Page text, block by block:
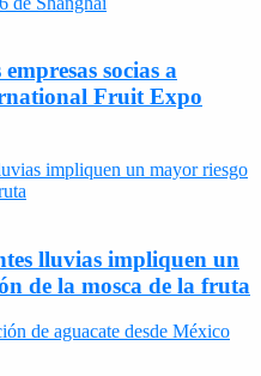
socias a
Fruit Expo
lluvias impliquen un
de la mosca de la fruta